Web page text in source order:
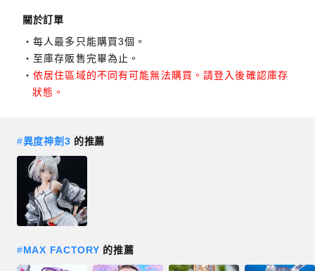
關於訂單
每人最多只能購買3個。
至庫存販售完畢為止。
依居住區域的不同有可能無法購買。請登入後確認庫存
狀態。
#異度神劍3 的推薦
#MAX FACTORY 的推薦